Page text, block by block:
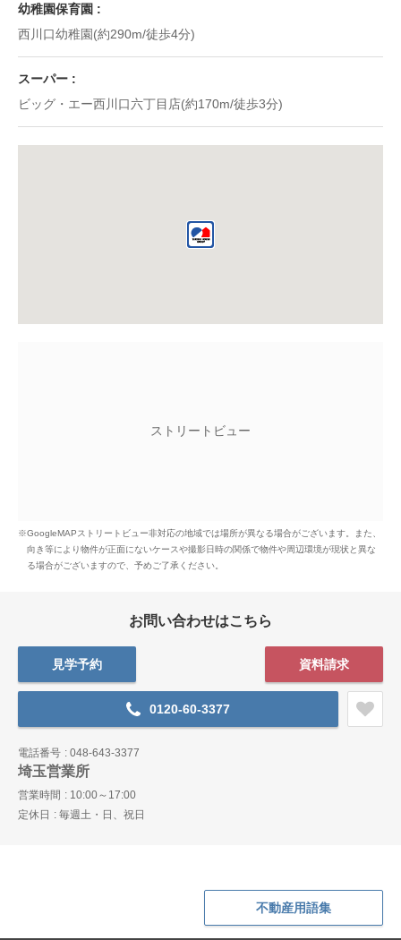
幼稚園保育園
西川口幼稚園(約290m/徒歩4分)
スーパー
ビッグ・エー西川口六丁目店(約170m/徒歩3分)
ストリートビュー
※GoogleMAPストリートビュー非対応の地域では場所が異なる場合がございます。
また、
向き等により物件が正面にないケースや撮影日時の関係で物件や周辺環境が現状と異な
る場合がございますので、予めご了承ください。
お問い合わせはこちら
見学予約 資料請求
0120-60-3377
電話番号 048-643-3377
埼玉営業所
営業時間
10:00～17:00
定休日
毎週土・日、祝日
不動産用語集